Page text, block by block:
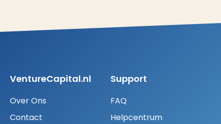
VentureCapital.nl
Over Ons
Contact
Support
FAQ
Helpcentrum